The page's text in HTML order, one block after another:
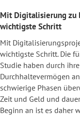
Mit Digitalisierung zu
wichtigste Schritt
Mit
wichtigste Schritt. Die
Studie haben durch
Durchhaltevermögen
schwierige Phasen
Zeit und Geld und
Beginn an ist es daher